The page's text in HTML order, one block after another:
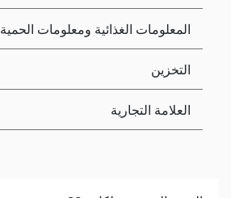
المعلومات الغذائية ومعلومات الحمية
التخزين
العلامة التجارية